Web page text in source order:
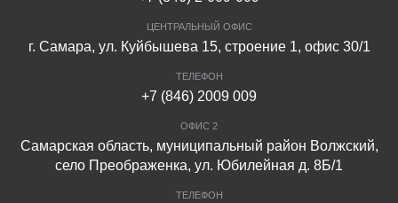
ЦЕНТРАЛЬНЫЙ ОФИС
г. Самара, ул. Куйбышева 15, строение 1, офис 30/1
ТЕЛЕФОН
+7 (846) 2009 009
ОФИС 2
Самарская область, муниципальный район Волжский,
село Преображенка, ул. Юбилейная д. 8Б/1
ТЕЛЕФОН